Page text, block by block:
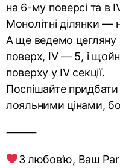
на 6-му поверсі та в
Монолітні ділянки —
А ще ведемо цегляну
поверх, IV — 5, і
поверху у IV секції.
Поспішайте
лояльними цінами,
⸻
З любов’ю, Ваш